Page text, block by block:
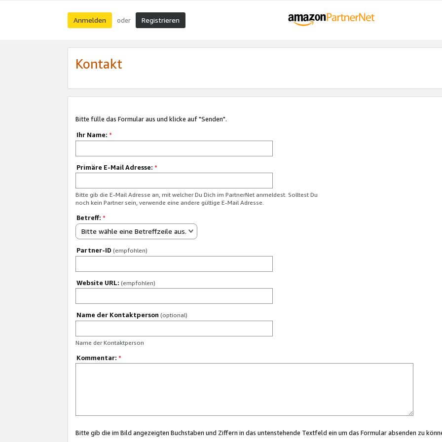
Anmelden oder Registrieren
Kontakt
Bitte fülle das Formular aus und klicke auf "Senden".
Ihr Name: *
Primäre E-Mail Adresse: *
Bitte gib die E-Mail Adresse an, mit welcher Du Dich im PartnerNet anmeldest. Solltest Du
noch kein Partner sein, verwende eine andere gültige E-Mail Adresse.
Betreff: *
Bitte wähle eine Betreffzeile aus.
Partner-ID (empfohlen)
Website URL: (empfohlen)
Name der Kontaktperson (optional)
Name der Kontaktperson
Kommentar: *
Bitte gib die im Bild angezeigten Buchstaben und Ziffern in das untenstehende Textfeld ein um das Formular absenden zu